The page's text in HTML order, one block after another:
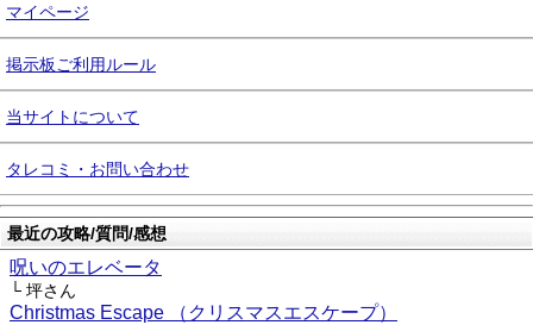
マイページ
掲示板ご利用ルール
当サイトについて
タレコミ・お問い合わせ
最近の攻略/質問/感想
呪いのエレベータ
└ 坪さん
Christmas Escape （クリスマスエスケープ）